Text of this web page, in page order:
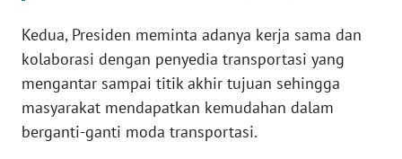
Kedua, Presiden meminta adanya kerja sama dan
kolaborasi dengan penyedia transportasi yang
mengantar sampai titik akhir tujuan sehingga
masyarakat mendapatkan kemudahan dalam
berganti-ganti moda transportasi.
PAPUA
BARAT
WN